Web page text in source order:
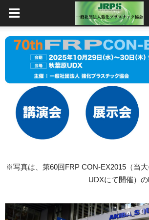
※写真は、第60回FRP CON-EX2015 （当
UDXにて開催）